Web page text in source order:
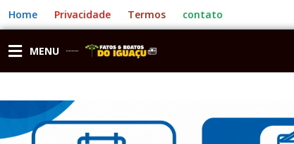
para
o
conteúdo
Home Privacidade Termos contato
MENU